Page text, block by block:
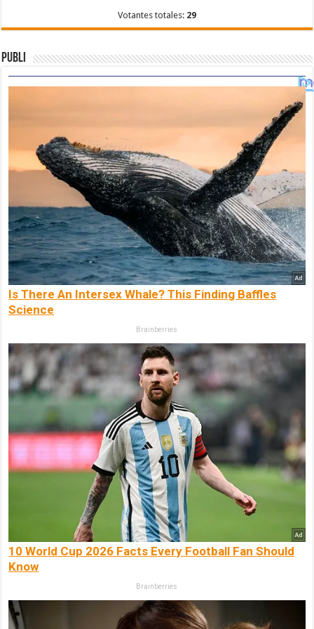
Votantes totales: 29
Publi
Is There An Intersex Whale? This Finding Baffles
Science
Brainberries
10 World Cup 2026 Facts Every Football Fan Should
Know
Brainberries